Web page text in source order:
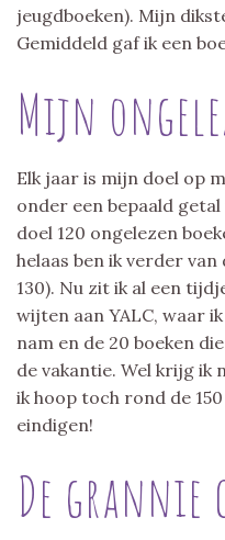
jeugdboeken). Mijn
Gemiddeld gaf ik een
Mijn
Elk jaar is mijn doel op
onder een bepaald
doel 120 ongelezen
helaas ben ik verder
130). Nu zit ik al een
wijten aan YALC, waar
nam en de 20 boeken
de vakantie. Wel krijg ik
ik hoop toch rond de
eindigen!
De grannie